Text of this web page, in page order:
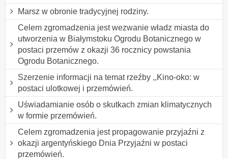
Marsz w obronie tradycyjnej rodziny.
Celem zgromadzenia jest wezwanie władz miasta do
utworzenia w Białymstoku Ogrodu Botanicznego w
postaci przemów z okazji 36 rocznicy powstania
Ogrodu Botanicznego.
Szerzenie informacji na temat rzeźby ,,Kino-oko: w
postaci ulotkowej i przemówień.
Uświadamianie osób o skutkach zmian klimatycznych
w formie przemówień.
Celem zgromadzenia jest propagowanie przyjaźni z
okazji argentyńskiego Dnia Przyjaźni w postaci
przemówień.